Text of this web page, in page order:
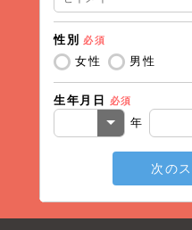
性別 必須
女性 男性
生年月日 必須
年
次の